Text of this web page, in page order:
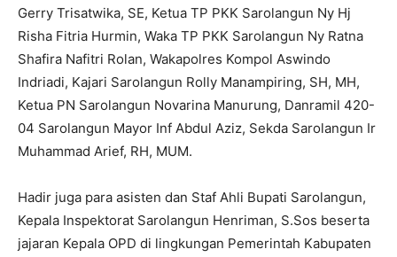
Gerry Trisatwika, SE, Ketua TP PKK Sarolangun Ny Hj
Risha Fitria Hurmin, Waka TP PKK Sarolangun Ny Ratna
Shafira Nafitri Rolan, Wakapolres Kompol Aswindo
Indriadi, Kajari Sarolangun Rolly Manampiring, SH, MH,
Ketua PN Sarolangun Novarina Manurung, Danramil 420-
04 Sarolangun Mayor Inf Abdul Aziz, Sekda Sarolangun Ir
Muhammad Arief, RH, MUM.
Hadir juga para asisten dan Staf Ahli Bupati Sarolangun,
Kepala Inspektorat Sarolangun Henriman, S.Sos beserta
jajaran Kepala OPD di lingkungan Pemerintah Kabupaten